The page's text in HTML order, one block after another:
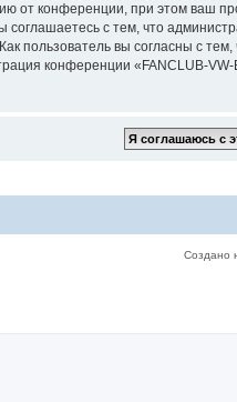
от конференции, при этом ваш
соглашаетесь с тем, что
пользователь вы согласны с
конференции «FANCLUB-VW-
Создано